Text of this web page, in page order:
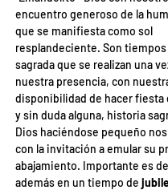
encuentro generoso de la
que se manifiesta como sol
resplandeciente. Son
sagrada que se realizan una
nuestra presencia, con
disponibilidad de hacer fiesta
y sin duda alguna, historia
Dios haciéndose pequeño
con la invitación a emular su
abajamiento. Importante es
además en un tiempo de